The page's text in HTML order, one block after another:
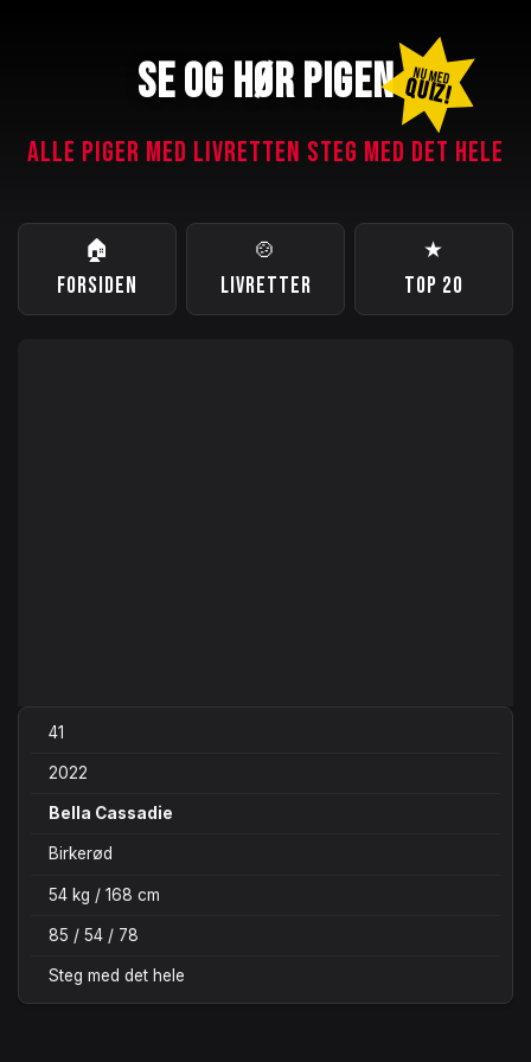
SE OG HØR PIGEN NU MED
QUIZ!
ALLE PIGER MED LIVRETTEN STEG MED DET HELE
🏠
FORSIDEN
🍲
LIVRETTER
★
TOP 20
41
2022
Bella Cassadie
Birkerød
54 kg / 168 cm
85 / 54 / 78
Steg med det hele